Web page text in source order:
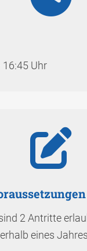
16:45 Uhr
2 Antritte
eines